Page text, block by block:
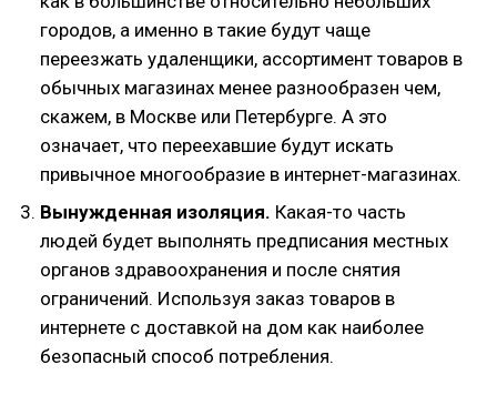
городов, а именно в такие будут чаще
переезжать удаленщики, ассортимент товаров в
обычных магазинах менее разнообразен чем,
скажем, в Москве или Петербурге. А это
означает, что переехавшие будут искать
привычное многообразие в интернет-магазинах.
Вынужденная изоляция. Какая-то часть
людей будет выполнять предписания местных
органов здравоохранения и после снятия
ограничений. Используя заказ товаров в
интернете с доставкой на дом как наиболее
безопасный способ потребления.